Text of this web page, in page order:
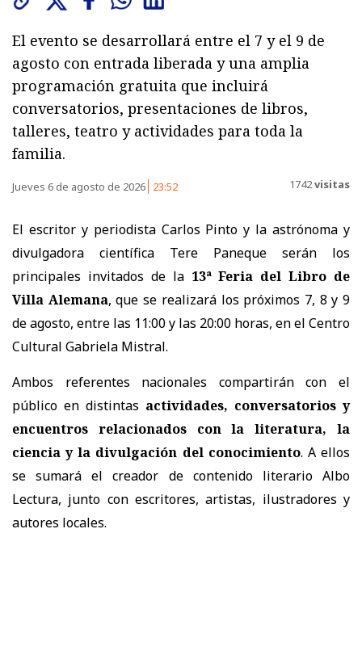
El evento se desarrollará entre el 7 y el 9 de
agosto con entrada liberada y una amplia
programación gratuita que incluirá
conversatorios, presentaciones de libros,
talleres, teatro y actividades para toda la
familia.
Jueves 6 de agosto de 2026 23:52 1742visitas
El escritor y periodista Carlos Pinto y la astrónoma y
divulgadora científica Tere Paneque serán los
principales invitados de la 13ª Feria del Libro de
Villa Alemana, que se realizará los próximos 7, 8 y 9
de agosto, entre las 11:00 y las 20:00 horas, en el Centro
Cultural Gabriela Mistral.
Ambos referentes nacionales compartirán con el
público en distintas actividades, conversatorios y
encuentros relacionados con la literatura, la
ciencia y la divulgación del conocimiento. A ellos
se sumará el creador de contenido literario Albo
Lectura, junto con escritores, artistas, ilustradores y
autores locales.